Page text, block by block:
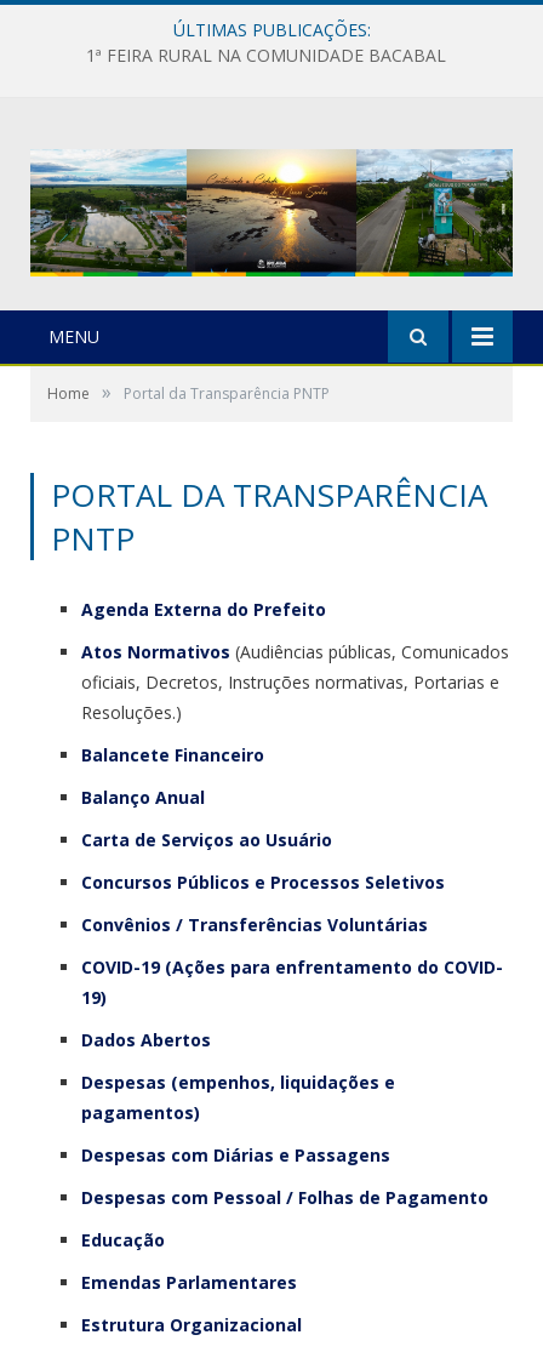
ÚLTIMAS PUBLICAÇÕES:
1ª FEIRA RURAL NA COMUNIDADE BACABAL
MENU
Home » Portal da Transparência PNTP
PORTAL DA TRANSPARÊNCIA
PNTP
Agenda Externa do Prefeito
Atos Normativos (Audiências públicas, Comunicados
oficiais, Decretos, Instruções normativas, Portarias e
Resoluções.)
Balancete Financeiro
Balanço Anual
Carta de Serviços ao Usuário
Concursos Públicos e Processos Seletivos
Convênios / Transferências Voluntárias
COVID-19 (Ações para enfrentamento do COVID-
19)
Dados Abertos
Despesas (empenhos, liquidações e
pagamentos)
Despesas com Diárias e Passagens
Despesas com Pessoal / Folhas de Pagamento
Educação
Emendas Parlamentares
Estrutura Organizacional